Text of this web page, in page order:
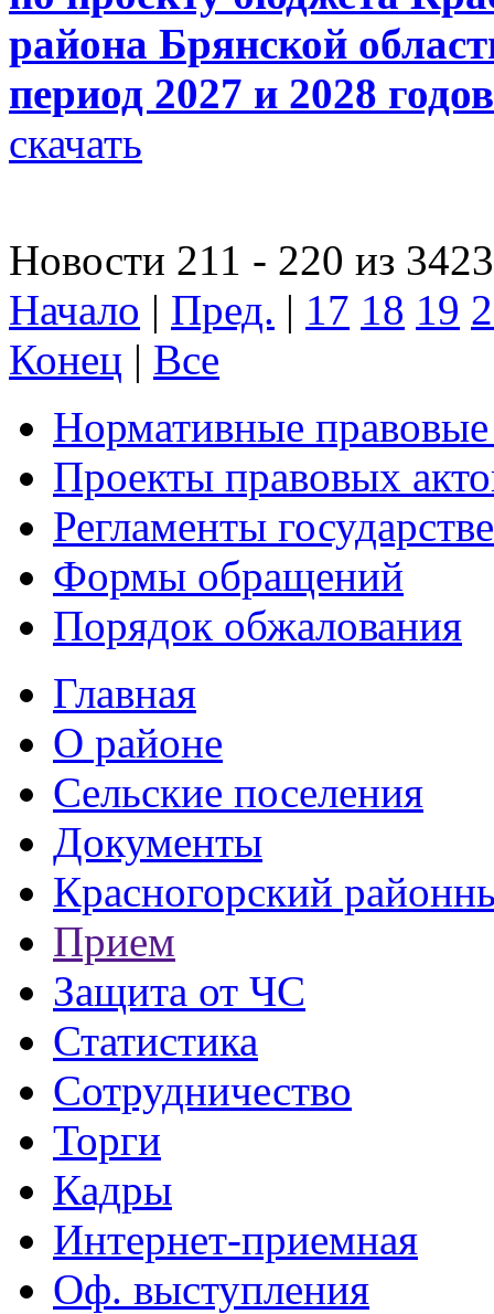
района Брянской
период 2027 и 2028 годов
скачать
Новости 211 - 220 из 3423
Начало | Пред. | 17 18 19
Конец | Все
Нормативные
Проекты правовых
Регламенты
Формы обращений
Порядок обжалования
Главная
О районе
Сельские поселения
Документы
Красногорский
Прием
Защита от ЧС
Статистика
Сотрудничество
Торги
Кадры
Интернет-приемная
Оф. выступления